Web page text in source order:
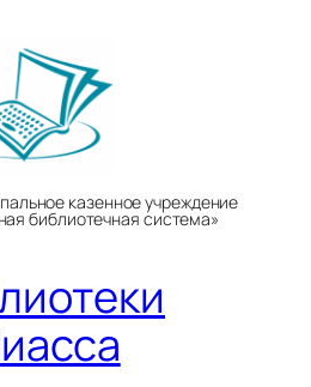
казенное учреждение
библиотечная система»